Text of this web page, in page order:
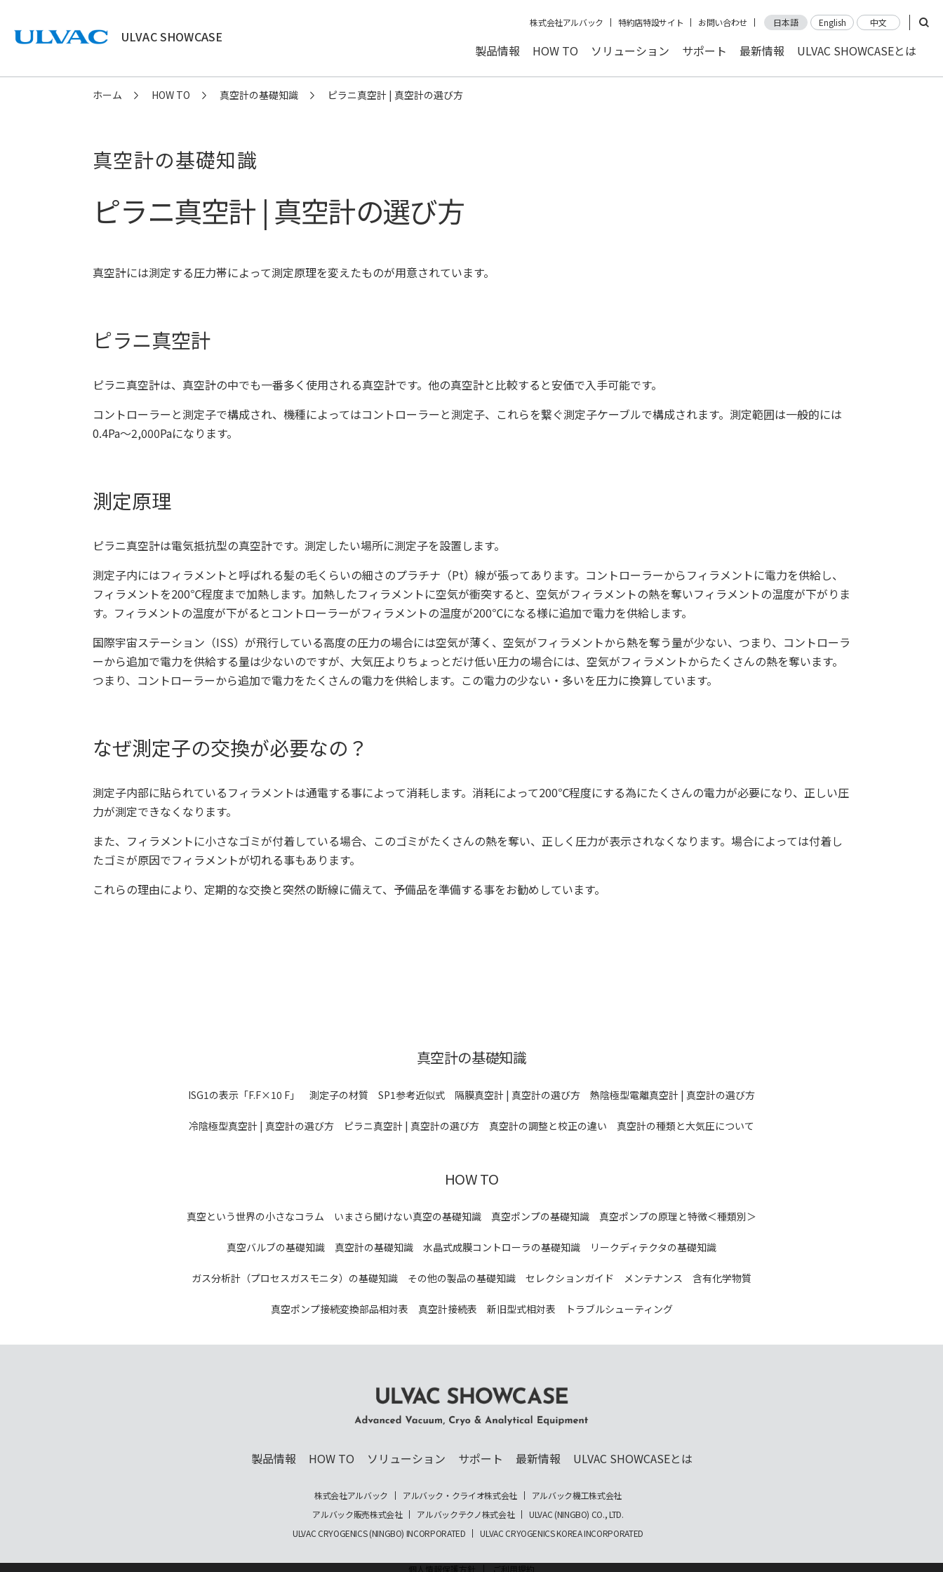
ULVAC SHOWCASE
株式会社アルバック 特約店特設サイト お問い合わせ 日本語 English 中文
製品情報 HOW TO ソリューション サポート 最新情報 ULVAC SHOWCASEとは
ホーム HOW TO 真空計の基礎知識 ピラニ真空計 | 真空計の選び方
真空計の基礎知識
ピラニ真空計 | 真空計の選び方
真空計には測定する圧力帯によって測定原理を変えたものが用意されています。
ピラニ真空計
ピラニ真空計は、真空計の中でも一番多く使用される真空計です。他の真空計と比較すると安価で入手可能です。
コントローラーと測定子で構成され、機種によってはコントローラーと測定子、これらを繋ぐ測定子ケーブルで構成されます。測定範囲は一般的には
0.4Pa～2,000Paになります。
測定原理
ピラニ真空計は電気抵抗型の真空計です。測定したい場所に測定子を設置します。
測定子内にはフィラメントと呼ばれる髪の毛くらいの細さのプラチナ（Pt）線が張ってあります。コントローラーからフィラメントに電力を供給し、
フィラメントを200℃程度まで加熱します。加熱したフィラメントに空気が衝突すると、空気がフィラメントの熱を奪いフィラメントの温度が下がりま
す。フィラメントの温度が下がるとコントローラーがフィラメントの温度が200℃になる様に追加で電力を供給します。
国際宇宙ステーション（ISS）が飛行している高度の圧力の場合には空気が薄く、空気がフィラメントから熱を奪う量が少ない、つまり、コントローラ
ーから追加で電力を供給する量は少ないのですが、大気圧よりちょっとだけ低い圧力の場合には、空気がフィラメントからたくさんの熱を奪います。
つまり、コントローラーから追加で電力をたくさんの電力を供給します。この電力の少ない・多いを圧力に換算しています。
なぜ測定子の交換が必要なの？
測定子内部に貼られているフィラメントは通電する事によって消耗します。消耗によって200℃程度にする為にたくさんの電力が必要になり、正しい圧
力が測定できなくなります。
また、フィラメントに小さなゴミが付着している場合、このゴミがたくさんの熱を奪い、正しく圧力が表示されなくなります。場合によっては付着し
たゴミが原因でフィラメントが切れる事もあります。
これらの理由により、定期的な交換と突然の断線に備えて、予備品を準備する事をお勧めしています。
真空計の基礎知識
ISG1の表示「F.F×10 F」 測定子の材質 SP1参考近似式 隔膜真空計 | 真空計の選び方 熱陰極型電離真空計 | 真空計の選び方
冷陰極型真空計 | 真空計の選び方 ピラニ真空計 | 真空計の選び方 真空計の調整と校正の違い 真空計の種類と大気圧について
HOW TO
真空という世界の小さなコラム いまさら聞けない真空の基礎知識 真空ポンプの基礎知識 真空ポンプの原理と特徴＜種類別＞
真空バルブの基礎知識 真空計の基礎知識 水晶式成膜コントローラの基礎知識 リークディテクタの基礎知識
ガス分析計（プロセスガスモニタ）の基礎知識 その他の製品の基礎知識 セレクションガイド メンテナンス 含有化学物質
真空ポンプ接続変換部品相対表 真空計接続表 新旧型式相対表 トラブルシューティング
& Analytical Equipment
製品情報 HOW TO ソリューション サポート 最新情報 ULVAC SHOWCASEとは
株式会社アルバック アルバック・クライオ株式会社
アルバック機工株式会社
アルバック販売株式会社
アルバックテクノ株式会社
ULVAC (NINGBO) CO., LTD.
ULVAC CRYOGENICS (NINGBO) INCORPORATED
ULVAC CRYOGENICS KOREA INCORPORATED
個人情報保護方針 ご利用規約